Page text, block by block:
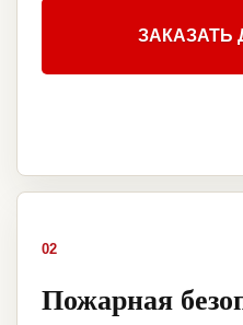
ЗАКАЗАТЬ
02
Пожарная